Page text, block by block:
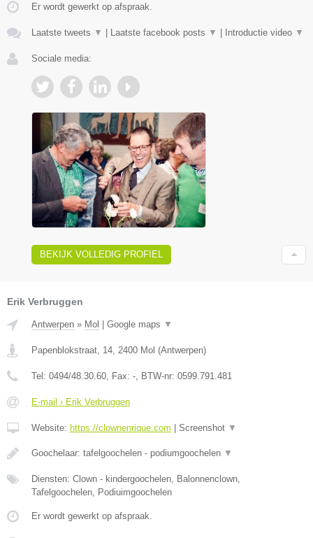
Er wordt gewerkt op afspraak.
Laatste tweets ▼ | Laatste facebook posts ▼ | Introductie video ▼
Sociale media:
BEKIJK VOLLEDIG PROFIEL
Erik Verbruggen
Antwerpen » Mol Google maps ▼
Papenblokstraat, 14, 2400 Mol (Antwerpen)
Tel: 0494/48.30.60, Fax: -, BTW-nr: 0599.791.481
E-mail › Erik Verbruggen
Website: https://clownenrique.com Screenshot ▼
Goochelaar: tafelgoochelen - podiumgoochelen ▼
Diensten: Clown - kindergoochelen, Balonnenclown,
Tafelgoochelen, Podiuimgoochelen
Er wordt gewerkt op afspraak.